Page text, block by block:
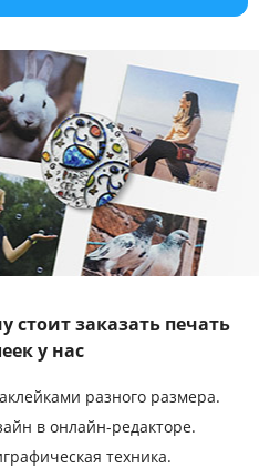
стоит заказать печать
у нас
разного размера.
в онлайн-редакторе.
техника.